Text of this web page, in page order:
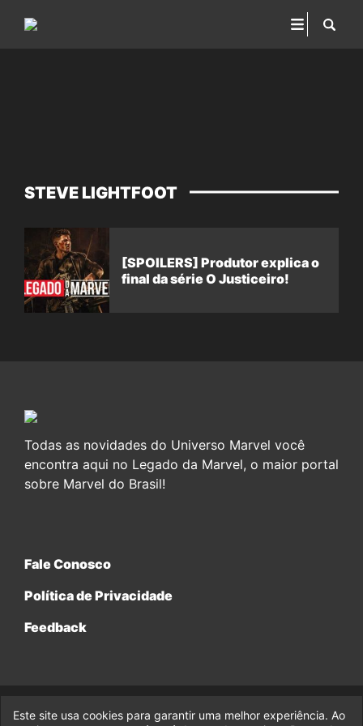
STEVE LIGHTFOOT
[SPOILERS] Produtor explica o
final da série O Justiceiro!
Todas as novidades do Universo Marvel você
encontra aqui no Legado da Marvel, o maior portal
sobre Marvel do Brasil!
Fale Conosco
Política de Privacidade
Feedback
© 2017-2026 Legado da Marvel, uma empresa da Legado
Este site usa cookies para garantir uma melhor experiência. Ao